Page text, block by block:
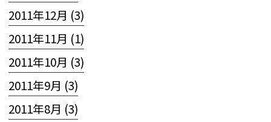
2011年12月 (3)
2011年11月 (1)
2011年10月 (3)
2011年9月 (3)
2011年8月 (3)